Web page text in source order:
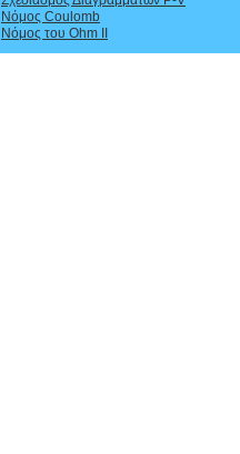
Νόμος Coulomb
Νόμος του Ohm II